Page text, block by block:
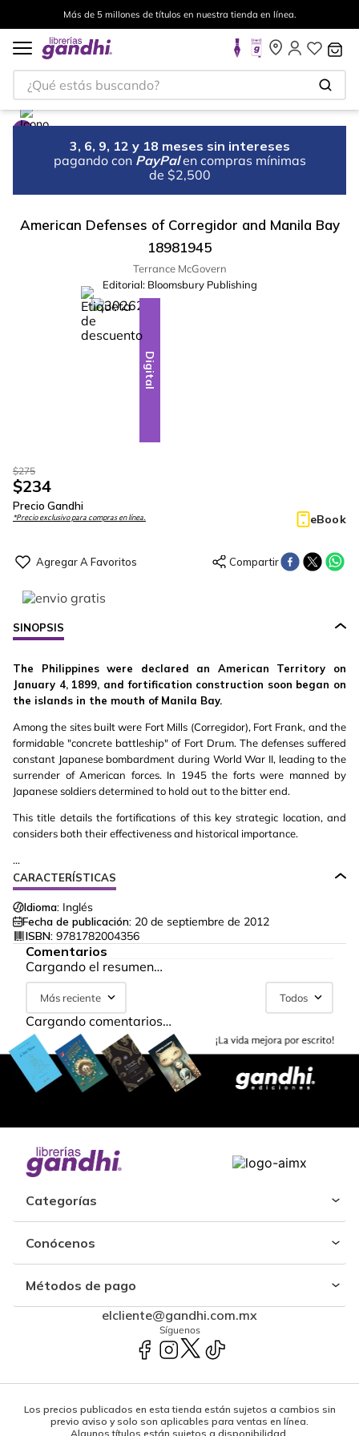
Más de 5 millones de títulos en nuestra tienda en línea.
¿Qué estás buscando?
3, 6, 9, 12 y 18 meses sin intereses
pagando con PayPal en compras mínimas
de $2,500
American Defenses of Corregidor and Manila Bay
18981945
Terrance McGovern
Editorial: Bloomsbury Publishing
-15%
Digital
$275
$234
Precio Gandhi
*Precio exclusivo para compras en línea. eBook
SINOPSIS
The Philippines were declared an American Territory on
January 4, 1899, and fortification construction soon began on
the islands in the mouth of Manila Bay.
Among the sites built were Fort Mills (Corregidor), Fort Frank, and the
formidable "concrete battleship" of Fort Drum. The defenses suffered
constant Japanese bombardment during World War II, leading to the
surrender of American forces. In 1945 the forts were manned by
Japanese soldiers determined to hold out to the bitter end.
This title details the fortifications of this key strategic location, and
considers both their effectiveness and historical importance.
...
CARACTERÍSTICAS
Idioma: Inglés
Fecha de publicación: 20 de septiembre de 2012
ISBN: 9781782004356
Comentarios
Cargando el resumen…
Más reciente Todos
Cargando comentarios…
Categorías
Conócenos
Métodos de pago
elcliente@gandhi.com.mx
Síguenos
Los precios publicados en esta tienda están sujetos a cambios sin
previo aviso y solo son aplicables para ventas en línea.
Algunos títulos están sujetos a disponibilidad.